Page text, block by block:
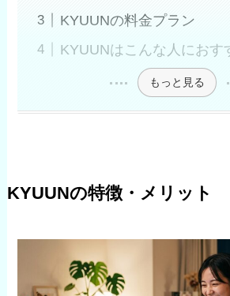
KYUUNの料金プラン
KYUUNはこんな人におす
もっと見る
KYUUNの特徴・メリット